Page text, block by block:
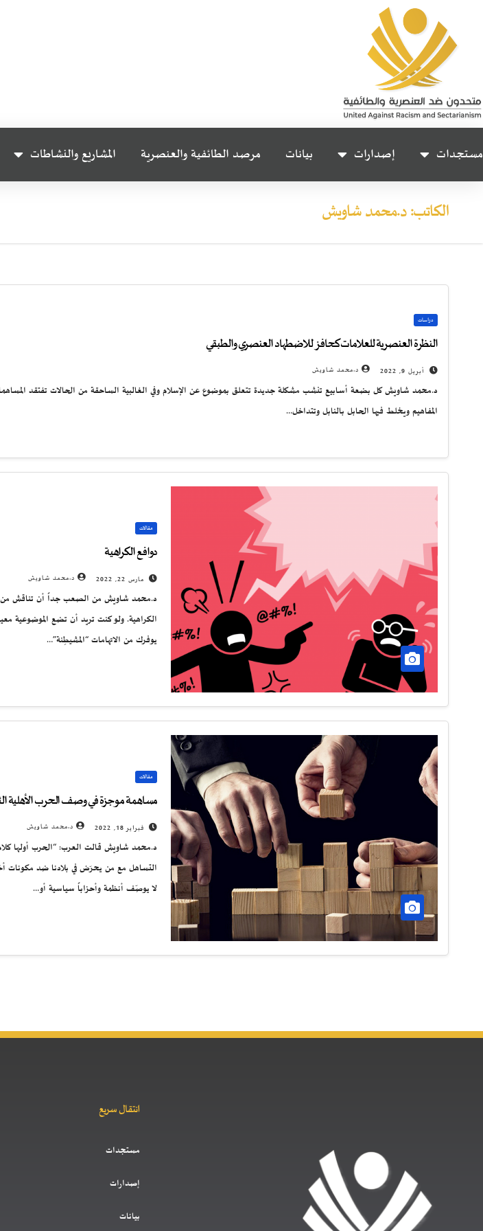
مستجدات إصدارات بيانات مرصد الطائفية والعنصرية المشاريع والنشاطات
الكاتب:د.محمد شاويش
دراسات
النظرة العنصرية للعلامات كحافز للاضطهاد العنصري والطبقي
أبريل 9, 2022 د.محمد شاويش
د.محمد شاويش كل بضعة أسابيع تنشب مشكلة جديدة تتعلق بموضوع عن الإسلام وفي الغالبية الساحقة من الحالات تفتقد
المفاهيم ويخلط فيها الحابل بالنابل وتتداخل…
مقالات
دوافع الكراهية
مارس 22, 2022 د.محمد شاويش
د.محمد شاويش من الصعب جداً أن تناقش من
الكراهية. ولو كنت تريد أن تضع الموضوعية
يوفرك من الاتهامات “المشيطِنة”…
مقالات
مساهمة موجزة في وصف الحرب الأهلية
فبراير 18, 2022 د.محمد شاويش
د.محمد شاويش قالت العرب: “الحرب أولها
التساهل مع من يحرّض في بلادنا ضد مكونات
لا يوصّف أنظمة وأحزاباً سياسية أو…
انتقال سريع
مستجدات
إصدارات
بيانات